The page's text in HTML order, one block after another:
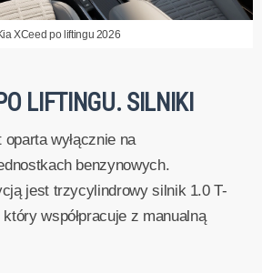
XCeed po liftingu 2026
LIFTINGU. SILNIKI
wyłącznie na
benzynowych.
jest trzycylindrowy silnik 1.0 T-
współpracuje z manualną